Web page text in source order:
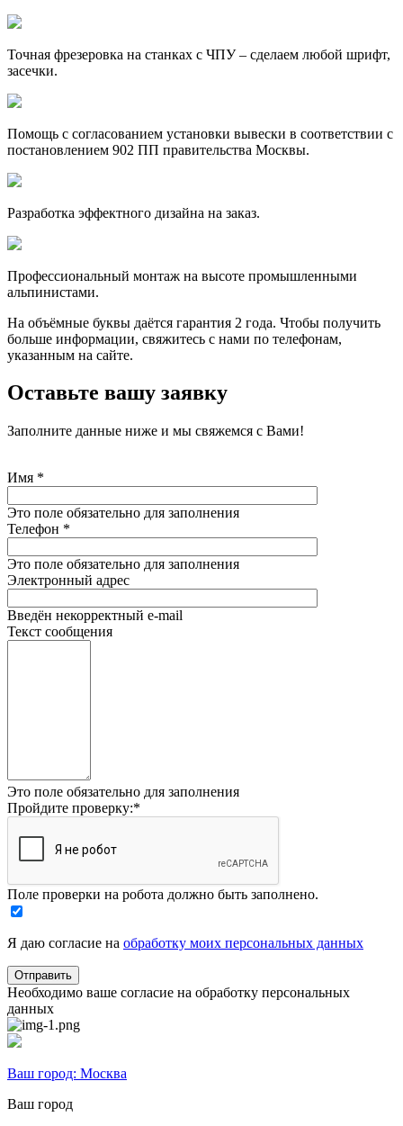
Точная фрезеровка на станках с ЧПУ – сделаем любой шрифт,
засечки.
Помощь с согласованием установки вывески в соответствии с
постановлением 902 ПП правительства Москвы.
Разработка эффектного дизайна на заказ.
Профессиональный монтаж на высоте промышленными
альпинистами.
На объёмные буквы даётся гарантия 2 года. Чтобы получить
больше информации, свяжитесь с нами по телефонам,
указанным на сайте.
Оставьте вашу заявку
Заполните данные ниже и мы свяжемся с Вами!
Имя *
Это поле обязательно для заполнения
Телефон *
Это поле обязательно для заполнения
Электронный адрес
Введён некорректный e-mail
Текст сообщения
Это поле обязательно для заполнения
Пройдите проверку:*
Поле проверки на робота должно быть заполнено.
Я даю согласие на обработку моих персональных данных
Необходимо ваше согласие на обработку персональных
данных
Ваш город: Москва
Ваш город